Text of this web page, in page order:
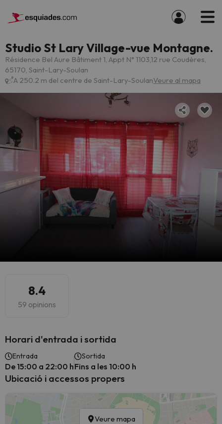
Studio St Lary Village-vue Montagne.
Résidence Bel Aure Bâtiment 1, Appt N° 1103,12 rue Coudères,
65170, Saint-Lary-Soulan
A 250.2 m del centre de Saint-Lary-SoulanVeure al mapa
8.4
59 opinions
Horari d'entrada i sortida
Entrada
De 15:00 a 22:00 h
Sortida
Fins a les 10:00 h
Ubicació i accessos propers
Veure mapa